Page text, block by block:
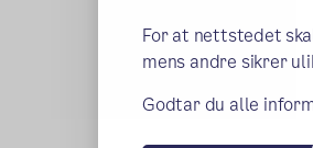
For at nettstedet
mens andre sikrer
Godtar du alle